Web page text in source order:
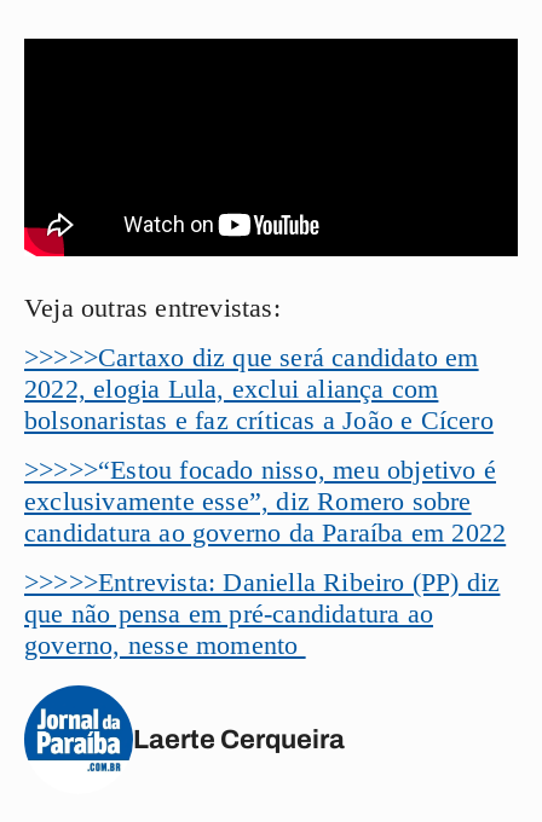
Veja outras entrevistas:
>>>>>Cartaxo diz que será candidato em
2022, elogia Lula, exclui aliança com
bolsonaristas e faz críticas a João e Cícero
>>>>>“Estou focado nisso, meu objetivo é
exclusivamente esse”, diz Romero sobre
candidatura ao governo da Paraíba em 2022
>>>>>Entrevista: Daniella Ribeiro (PP) diz
que não pensa em pré-candidatura ao
governo, nesse momento
Laerte Cerqueira